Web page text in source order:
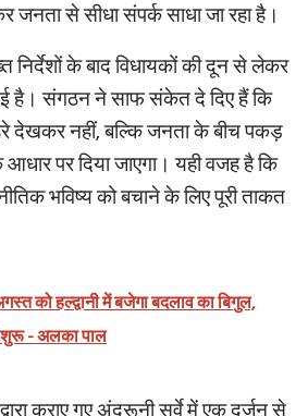
जनता से सीधा संपर्क साधा जा रहा है।
निर्देशों के बाद विधायकों की दून से लेकर
है। संगठन ने साफ संकेत दे दिए हैं कि
देखकर नहीं, बल्कि जनता के बीच पकड़
पर दिया जाएगा। यही वजह है कि
भविष्य को बचाने के लिए पूरी ताकत
को हल्द्वानी में बजेगा बदलाव का बिगुल,
शुरू - अलका पाल
कराए गए अंदरूनी सर्वे में एक दर्जन से